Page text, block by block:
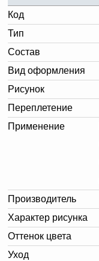
Код
Тип
Состав
Вид оформления
Рисунок
Переплетение
Применение
Производитель
Характер рисунка
Оттенок цвета
Уход